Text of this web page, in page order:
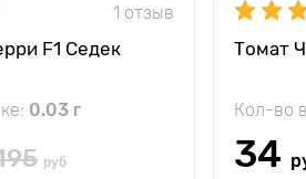
1 отзыв
F1 Седек
0.03 г
руб
Томат
Кол-во
34